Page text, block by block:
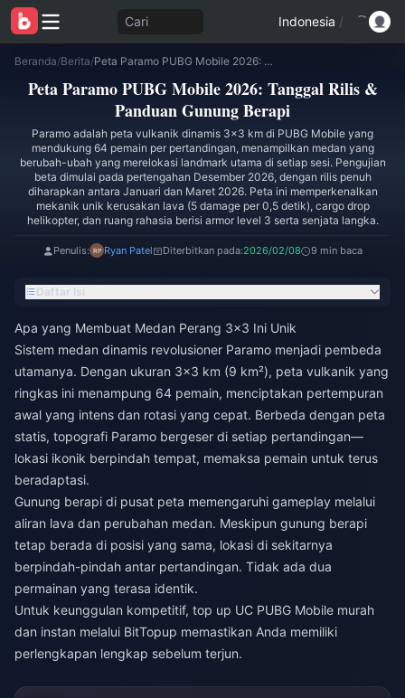
Cari Indonesia /
Beranda/Berita/ Peta Paramo PUBG Mobile 2026: Tanggal Rilis & Panduan Gunung Berapi
Peta Paramo PUBG Mobile 2026: Tanggal Rilis &
Panduan Gunung Berapi
Paramo adalah peta vulkanik dinamis 3x3 km di PUBG Mobile yang
mendukung 64 pemain per pertandingan, menampilkan medan yang
berubah-ubah yang merelokasi landmark utama di setiap sesi. Pengujian
beta dimulai pada pertengahan Desember 2026, dengan rilis penuh
diharapkan antara Januari dan Maret 2026. Peta ini memperkenalkan
mekanik unik kerusakan lava (5 damage per 0,5 detik), cargo drop
helikopter, dan ruang rahasia berisi armor level 3 serta senjata langka.
Penulis: Ryan Patel Diterbitkan pada:2026/02/08 9 min baca
Daftar Isi
Apa yang Membuat Medan Perang 3x3 Ini Unik
Sistem medan dinamis revolusioner Paramo menjadi pembeda
utamanya. Dengan ukuran 3x3 km (9 km²), peta vulkanik yang
ringkas ini menampung 64 pemain, menciptakan pertempuran
awal yang intens dan rotasi yang cepat. Berbeda dengan peta
statis, topografi Paramo bergeser di setiap pertandingan—
lokasi ikonik berpindah tempat, memaksa pemain untuk terus
beradaptasi.
Gunung berapi di pusat peta memengaruhi gameplay melalui
aliran lava dan perubahan medan. Meskipun gunung berapi
tetap berada di posisi yang sama, lokasi di sekitarnya
berpindah-pindah antar pertandingan. Tidak ada dua
permainan yang terasa identik.
Untuk keunggulan kompetitif, top up UC PUBG Mobile murah
dan instan melalui BitTopup memastikan Anda memiliki
perlengkapan lengkap sebelum terjun.